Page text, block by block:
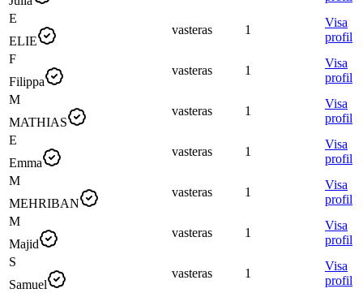
E
ELIE
vasteras 1
Visa
profil
F
Filippa
vasteras 1
Visa
profil
M
MATHIAS
vasteras 1
Visa
profil
E
Emma
vasteras 1
Visa
profil
M
MEHRIBAN
vasteras 1
Visa
profil
M
Majid
vasteras 1
Visa
profil
S
Samuel
vasteras 1
Visa
profil